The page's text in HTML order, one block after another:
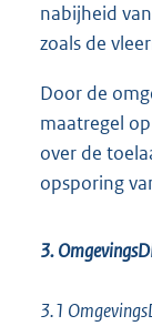
nabijheid
zoals de
Door de
maatregel
over de
opsporing
3.
3.1